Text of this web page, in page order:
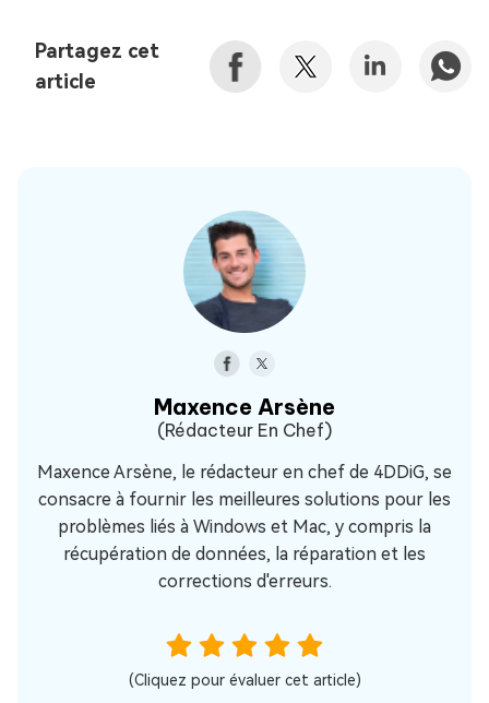
Partagez cet
article
Maxence Arsène
(Rédacteur En Chef)
Maxence Arsène, le rédacteur en chef de 4DDiG, se
consacre à fournir les meilleures solutions pour les
problèmes liés à Windows et Mac, y compris la
récupération de données, la réparation et les
corrections d'erreurs.
(Cliquez pour évaluer cet article)